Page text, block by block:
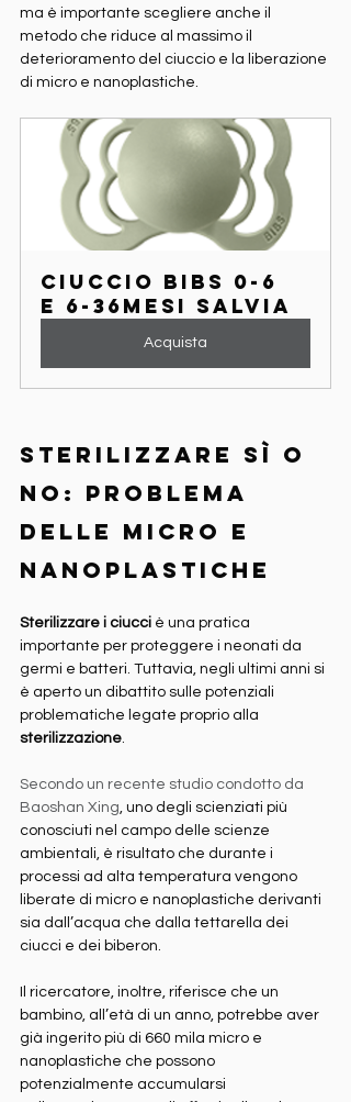
ma è importante scegliere anche il
metodo che riduce al massimo il
deterioramento del ciuccio e la liberazione
di micro e nanoplastiche.
Ciuccio Bibs 0-6
e 6-36mesi Salvia
Acquista
Sterilizzare sì o
no: problema
delle micro e
nanoplastiche
Sterilizzare i ciucci è una pratica
importante per proteggere i neonati da
germi e batteri. Tuttavia, negli ultimi anni si
è aperto un dibattito sulle potenziali
problematiche legate proprio alla
sterilizzazione.
Secondo un recente studio condotto da
Baoshan Xing, uno degli scienziati più
conosciuti nel campo delle scienze
ambientali, è risultato che durante i
processi ad alta temperatura vengono
liberate di micro e nanoplastiche derivanti
sia dall’acqua che dalla tettarella dei
ciucci e dei biberon.
Il ricercatore, inoltre, riferisce che un
bambino, all’età di un anno, potrebbe aver
già ingerito più di 660 mila micro e
nanoplastiche che possono
potenzialmente accumularsi